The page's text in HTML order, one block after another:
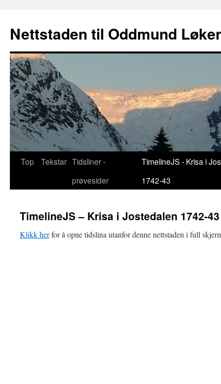
Nettstaden til Oddmund
GåTop Tekstar Tidsliner -
prøvesider
TimelineJS - Krisa i
1742-43
TimelineJS – Krisa i Jostedalen 1742-43
Klikk herfor å opne tidslina utanfor denne nettstaden i full